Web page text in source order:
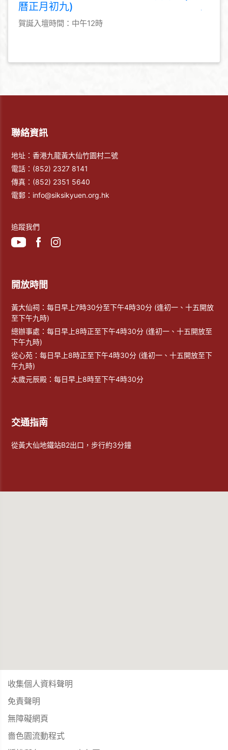
曆正月初九)
賀誕入壇時間：中午12時
聯絡資訊
地址：香港九龍黃大仙竹園村二號
電話： (852) 2327 8141
傳真： (852) 2351 5640
電郵： info@siksikyuen.org.hk
追蹤我們
開放時間
黃大仙祠：每日早上7時30分至下午4時30分 (逢初一、十五開放
至下午九時)
總辦事處：每日早上8時正至下午4時30分 (逢初一、十五開放至
下午九時)
從心苑：每日早上8時正至下午4時30分 (逢初一、十五開放至下
午九時)
太歲元辰殿：每日早上8時至下午4時30分
交通指南
從黃大仙地鐵站B2出口，步行約3分鐘
收集個人資料聲明
免責聲明
無障礙網頁
嗇色園流動程式